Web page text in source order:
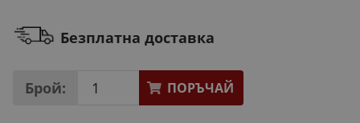
Безплатна доставка
Брой: ПОРЪЧАЙ